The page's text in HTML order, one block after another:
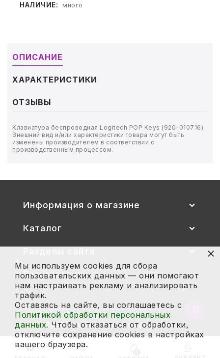
БУМАГА
ДЕМООБОРУДОВАНИЕ
ЭЛЕКТРОНИКА
ПОСУДА
ХОББИ И ТВОРЧЕСТВО
ИНСТРУМЕНТЫ И РЕМОНТ
НАЛИЧИЕ: много
ОПИСАНИЕ
ХАРАКТЕРИСТИКИ
ОТЗЫВЫ
Клавиатура беспроводная Logitech POP Keys (920-010716)
Внешний вид и/или характеристики товара могут быть
изменены производителем в соответствии с
производственным процессом.
Информация о магазине
Каталог
Ваш аккаунт
2026 год. Все права защищены.
Мы используем cookies для сбора
пользовательских данных — они помогают
нам настраивать рекламу и анализировать
трафик.
Оставаясь на сайте, вы соглашаетесь с
Политикой обработки персональных
данных. Чтобы отказаться от обработки,
отключите сохранение cookies в настройках
вашего браузера.
×